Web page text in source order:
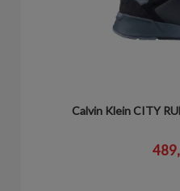
Calvin Klein CITY